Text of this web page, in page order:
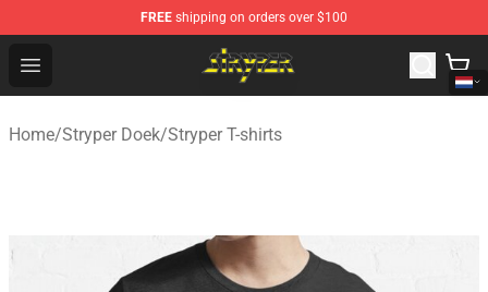
FREE shipping on orders over $100
Open menu
Stryper Store - Official Stryper Merchandise Shop
Home/Stryper Doek/Stryper T-shirts